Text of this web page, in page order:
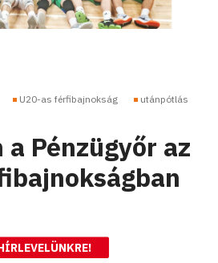
U20-as férfibajnokság
utánpótlás
Pénzügyőr az